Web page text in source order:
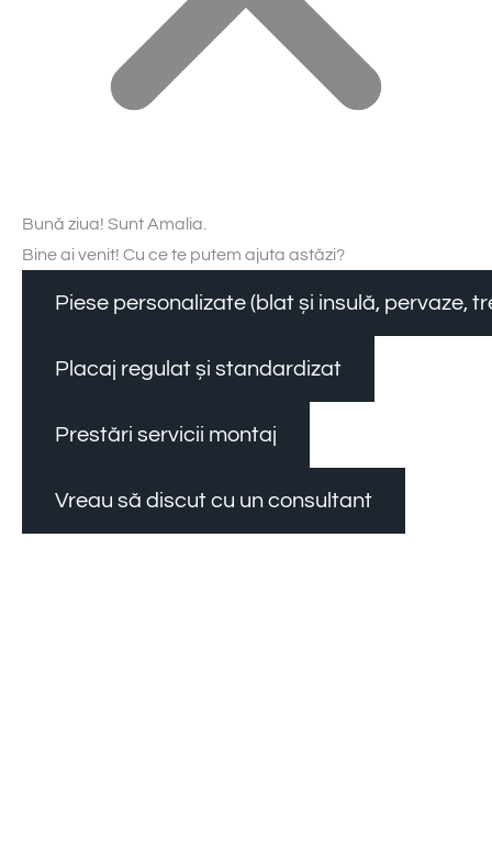
Bună ziua! Sunt Amalia.
Bine ai venit! Cu ce te putem ajuta astăzi?
Piese personalizate (blat și insulă, pervaze,
Placaj regulat și standardizat
Prestări servicii montaj
Vreau să discut cu un consultant